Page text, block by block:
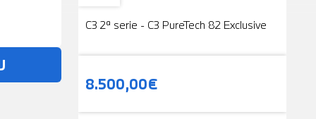
C3 2ª serie - C3 PureTech 82 Exclusive
8.500,00€